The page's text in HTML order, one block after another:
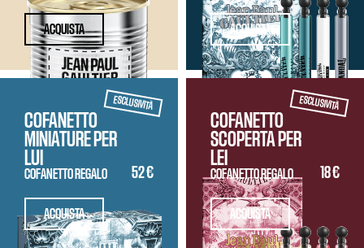
ACQUISTA ACQUISTA
ESCLUSIVITÀ
COFANETTO
MINIATURE PER
LUI
COFANETTO REGALO 52 €
ACQUISTA
ESCLUSIVITÀ
COFANETTO
SCOPERTA PER
LEI
COFANETTO REGALO 18 €
ACQUISTA